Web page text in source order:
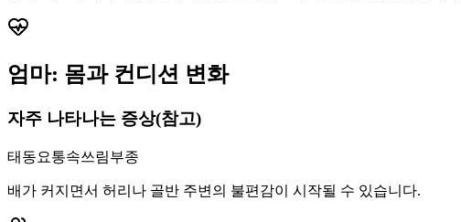
엄마: 몸과 컨디션 변화
자주 나타나는 증상(참고)
태동요통속쓰림부종
배가 커지면서 허리나 골반 주변의 불편감이 시작될 수 있습니다.